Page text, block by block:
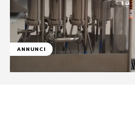
ANNUNCI